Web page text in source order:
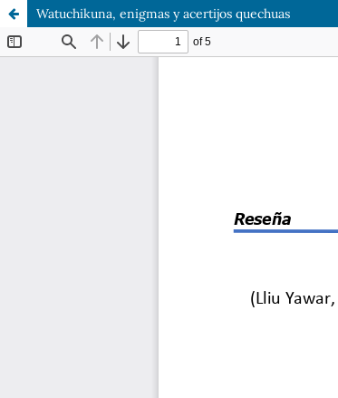
Watuchikuna, enigmas y acertijos quechuas